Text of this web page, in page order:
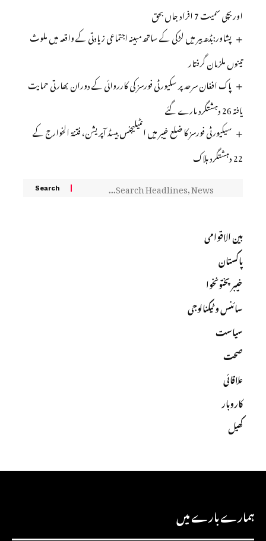
اور بچی سمیت 7 افراد جاں بحق
پشاور:بڈھ بیر میں لڑکی کے ساتھ مبینہ اجتماعی زیادتی کے واقعہ میں ملوث
تینوں ملزمان گرفتار
پاک افغان سرحد پر سکیورٹی فورسز کی کارروائی کے دوران بھارتی حمایت
یافتہ 26 دہشتگرد مارے گئے
سیکیورٹی فورسز کا ضلع خیبر میں انٹیلیجنس بیسڈ آپریشن، فتنۃ الخوارج کے
22 دہشتگرد ہلاک
بین الاقوامی
پاکستان
خیبرپختونخوا
سائنس و ٹیکنالوجی
سیاست
صحت
علاقائی
کاروبار
کھیل
ہمارے بارے میں